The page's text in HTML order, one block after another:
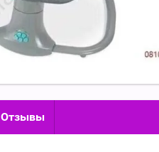
Отзывы